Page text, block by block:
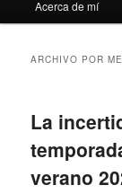
Acerca de mí
ARCHIVO POR
La
verano